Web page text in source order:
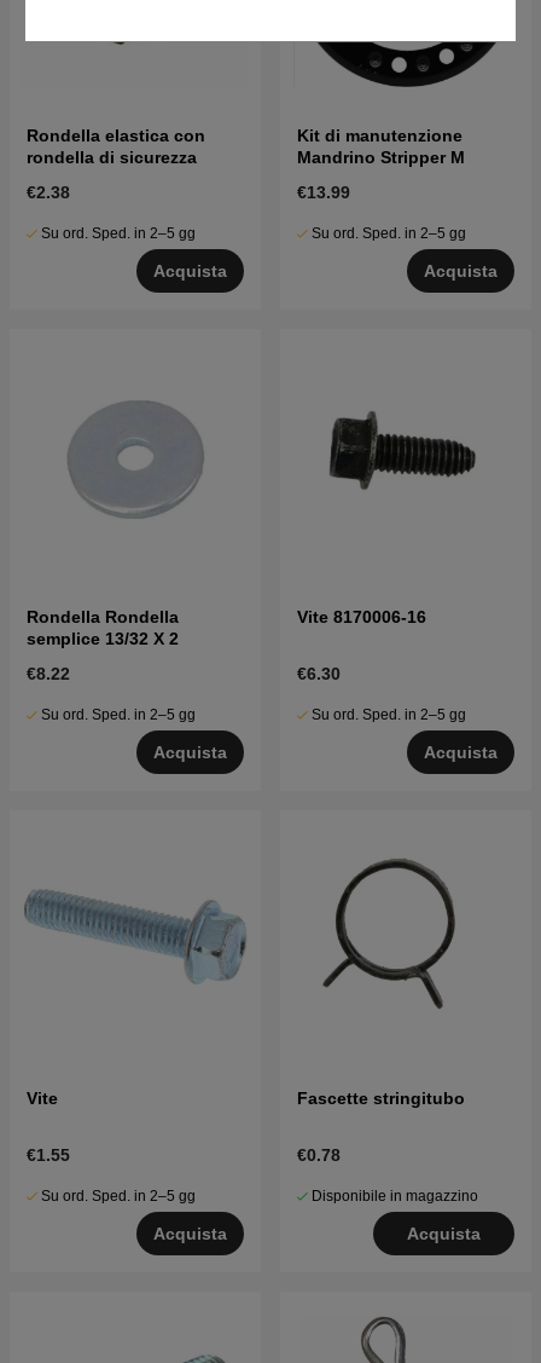
Rondella elastica con
rondella di sicurezza
€2.38
Su ord. Sped. in 2–5 gg
Acquista
Kit di manutenzione
Mandrino Stripper M
€13.99
Su ord. Sped. in 2–5 gg
Acquista
Rondella Rondella
semplice 13/32 X 2
€8.22
Su ord. Sped. in 2–5 gg
Acquista
Vite 8170006-16
€6.30
Su ord. Sped. in 2–5 gg
Acquista
Vite
€1.55
Su ord. Sped. in 2–5 gg
Acquista
Fascette stringitubo
€0.78
Disponibile in magazzino
Acquista